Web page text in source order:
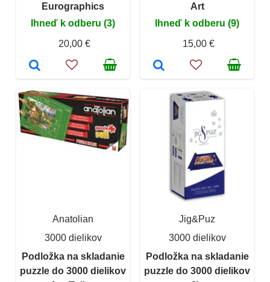
Eurographics
Ihneď k odberu (3)
20,00 €
Art
Ihneď k odberu (9)
15,00 €
Anatolian
3000 dielikov
Podložka na skladanie
puzzle do 3000 dielikov
Jig&Puz
3000 dielikov
Podložka na skladanie
puzzle do 3000 dielikov